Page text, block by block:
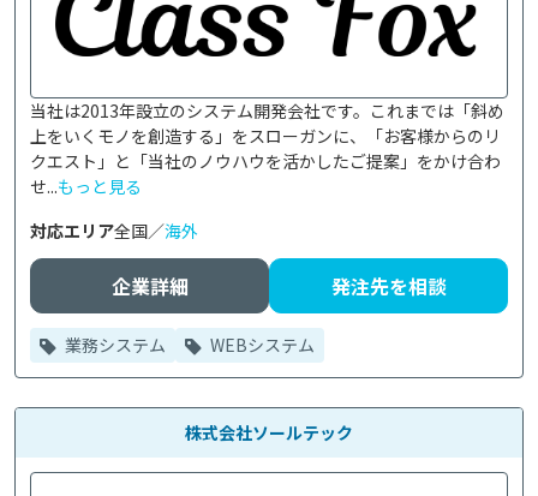
当社は2013年設立のシステム開発会社です。これまでは「斜め
上をいくモノを創造する」をスローガンに、「お客様からのリ
クエスト」と「当社のノウハウを活かしたご提案」をかけ合わ
せ...もっと見る
対応エリア全国／海外
企業詳細 発注先を相談
業務システム WEBシステム
株式会社ソールテック